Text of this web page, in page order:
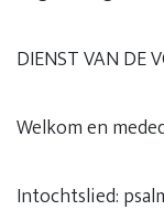
DIENST VAN DE
Welkom en
Intochtslied: